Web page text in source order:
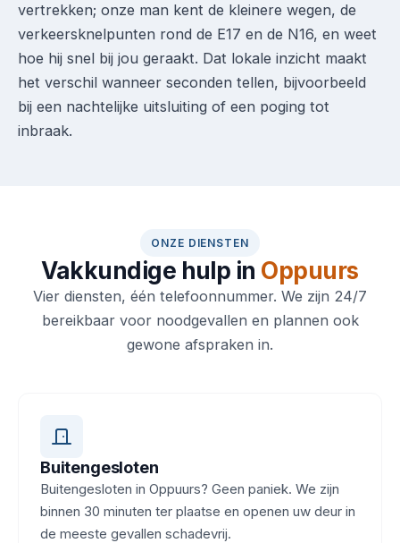
vertrekken; onze man kent de kleinere wegen, de
verkeersknelpunten rond de E17 en de N16, en weet
hoe hij snel bij jou geraakt. Dat lokale inzicht maakt
het verschil wanneer seconden tellen, bijvoorbeeld
bij een nachtelijke uitsluiting of een poging tot
inbraak.
ONZE DIENSTEN
Vakkundige hulp in Oppuurs
Vier diensten, één telefoonnummer. We zijn 24/7
bereikbaar voor noodgevallen en plannen ook
gewone afspraken in.
Buitengesloten
Buitengesloten in Oppuurs? Geen paniek. We zijn
binnen 30 minuten ter plaatse en openen uw deur in
de meeste gevallen schadevrij.